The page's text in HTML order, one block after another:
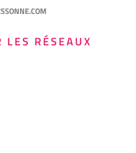
RÉSEAUX